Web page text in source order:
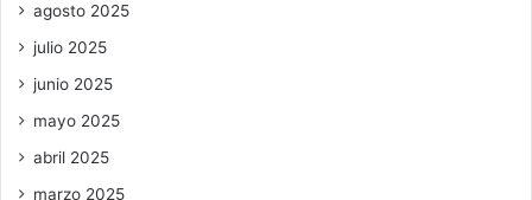
agosto 2025
julio 2025
junio 2025
mayo 2025
abril 2025
marzo 2025